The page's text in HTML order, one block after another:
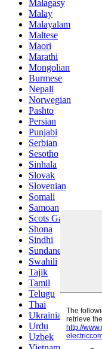
Malagasy
Malay
Malayalam
Maltese
Maori
Marathi
Mongolian
Burmese
Nepali
Norwegian
Pashto
Persian
Punjabi
Serbian
Sesotho
Sinhala
Slovak
Slovenian
Somali
Samoan
Scots Gaelic
Shona
Sindhi
Sundanese
Swahili
Tajik
Tamil
Telugu
Thai
Ukrainian
Urdu
Uzbek